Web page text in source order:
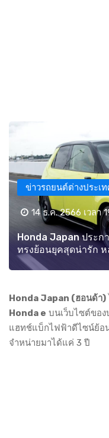
ข่าวรถยนต์ต่างประเ
14 ธ.ค. 2566 เวลา
Honda Japan ประก
ทรงย้อนยุคสุดน่ารัก
Honda Japan (ฮอนด้า)
Honda e บนเว็บไซต์ของ
แฮทช์แบ็กไฟฟ้าดีไซน์ย้อ
จำหน่ายมาได้แค่ 3 ปี